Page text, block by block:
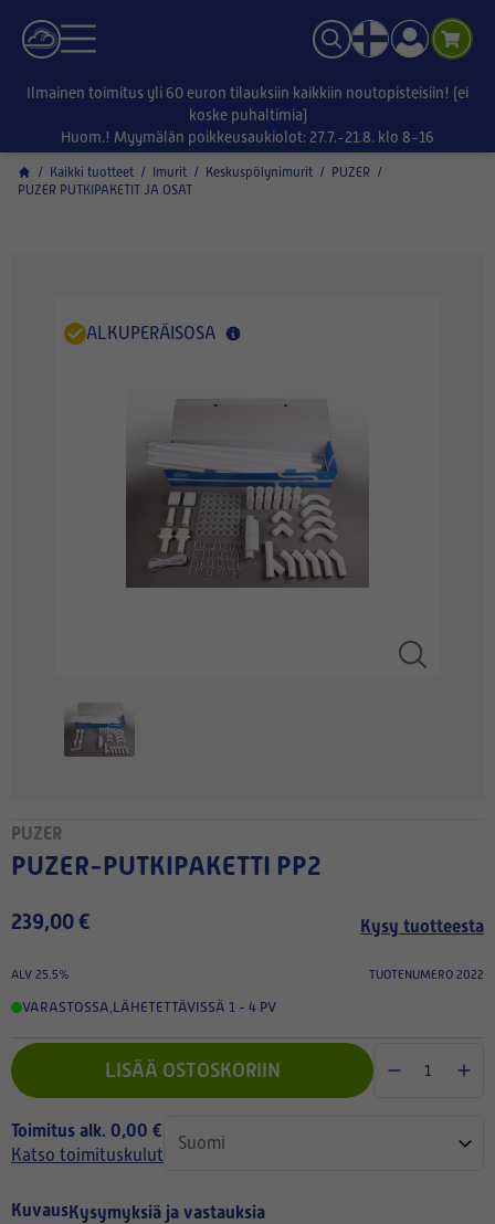
Ilmainen toimitus yli 60 euron tilauksiin kaikkiin noutopisteisiin! (ei
koske puhaltimia)
Huom.! Myymälän poikkeusaukiolot: 27.7.-21.8. klo 8-16
/ Kaikki tuotteet / Imurit / Keskuspölynimurit / PUZER /
PUZER PUTKIPAKETIT JA OSAT
ALKUPERÄISOSA
PUZER
PUZER-PUTKIPAKETTI PP2
239,00 € Kysy tuotteesta
ALV 25.5% TUOTENUMERO 2022
VARASTOSSA,LÄHETETTÄVISSÄ 1 - 4 PV
LISÄÄ OSTOSKORIIN
Toimitus alk. 0,00 €
Katso toimituskulut
KuvausKysymyksiä ja vastauksia